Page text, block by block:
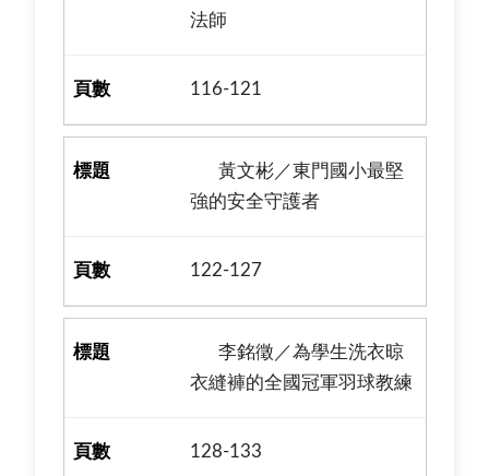
法師
116-121
黃文彬／東門國小最堅
強的安全守護者
122-127
李銘徵／為學生洗衣晾
衣縫褲的全國冠軍羽球教練
128-133